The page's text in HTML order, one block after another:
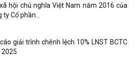
hội chủ nghĩa Việt Nam năm 2016 của
ty Cổ phần...
giải trình chênh lệch 10% LNST BCTC